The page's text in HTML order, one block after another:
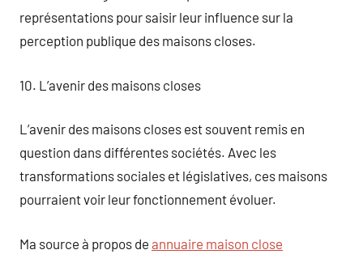
représentations pour saisir leur influence sur la
perception publique des maisons closes.
10. L’avenir des maisons closes
L’avenir des maisons closes est souvent remis en
question dans différentes sociétés. Avec les
transformations sociales et législatives, ces maisons
pourraient voir leur fonctionnement évoluer.
Ma source à propos de annuaire maison close